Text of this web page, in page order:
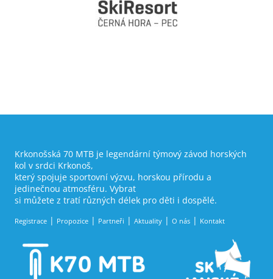
Krkonošská 70 MTB je legendární týmový závod horských
kol v srdci Krkonoš,
který spojuje sportovní výzvu, horskou přírodu a
jedinečnou atmosféru. Vybrat
si můžete z tratí různých délek pro děti i dospělé.
Registrace Propozice Partneři Aktuality O nás Kontakt